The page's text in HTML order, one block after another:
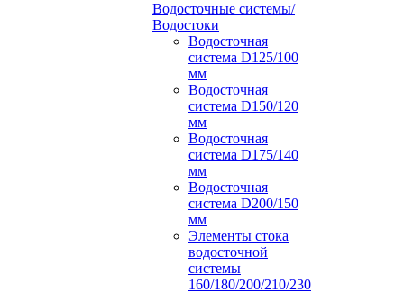
Водосточные системы/
Водостоки
Водосточная
система D125/100
мм
Водосточная
система D150/120
мм
Водосточная
система D175/140
мм
Водосточная
система D200/150
мм
Элементы стока
водосточной
системы
160/180/200/210/230